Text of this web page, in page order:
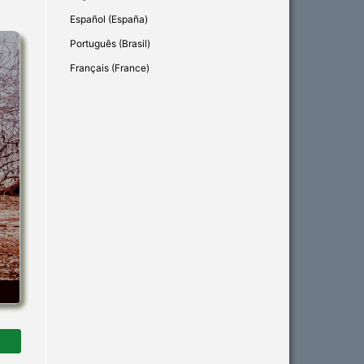
Español (España)
Português (Brasil)
Français (France)